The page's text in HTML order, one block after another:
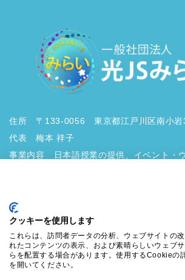
住所 〒133-0056 東京都江戸川区南小岩
代表 梅本 祥子
事業内容 日本語授業の提供、イベント・
プライバシーポリシー
クッキーを使用します
これらは、訪問者データの分析、ウェブサイトの
れたコンテンツの表示、および素晴らしいウェブ
らを配置する場合があります。使用するCookieの
を開いてください。